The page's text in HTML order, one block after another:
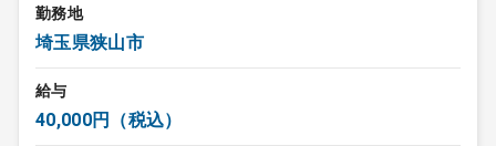
勤務地
埼玉県狭山市
給与
40,000円（税込）